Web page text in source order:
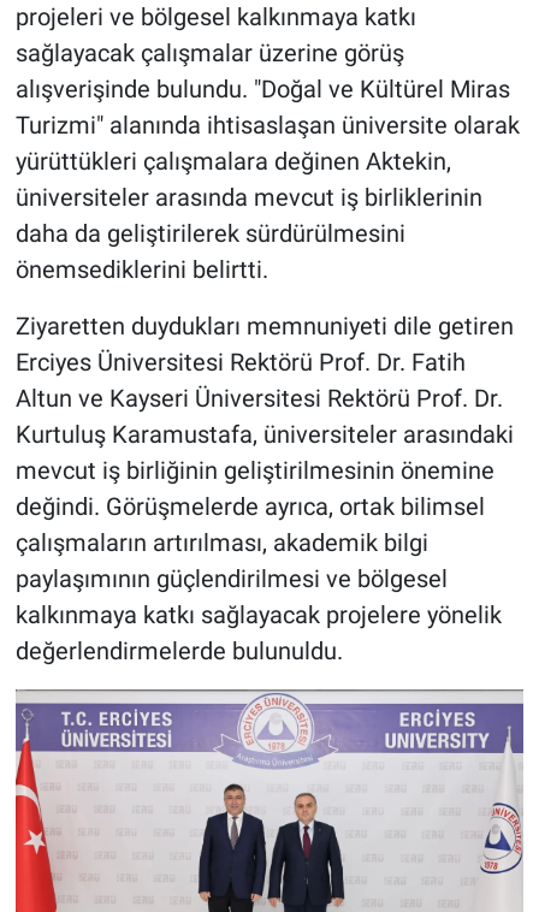
projeleri ve bölgesel kalkınmaya katkı
sağlayacak çalışmalar üzerine görüş
alışverişinde bulundu. "Doğal ve Kültürel Miras
Turizmi" alanında ihtisaslaşan üniversite olarak
yürüttükleri çalışmalara değinen Aktekin,
üniversiteler arasında mevcut iş birliklerinin
daha da geliştirilerek sürdürülmesini
önemsediklerini belirtti.
Ziyaretten duydukları memnuniyeti dile getiren
Erciyes Üniversitesi Rektörü Prof. Dr. Fatih
Altun ve Kayseri Üniversitesi Rektörü Prof. Dr.
Kurtuluş Karamustafa, üniversiteler arasındaki
mevcut iş birliğinin geliştirilmesinin önemine
değindi. Görüşmelerde ayrıca, ortak bilimsel
çalışmaların artırılması, akademik bilgi
paylaşımının güçlendirilmesi ve bölgesel
kalkınmaya katkı sağlayacak projelere yönelik
değerlendirmelerde bulunuldu.
Asayiş
Kültür - Sanat
Politika
Magazin
Haberde İnsan